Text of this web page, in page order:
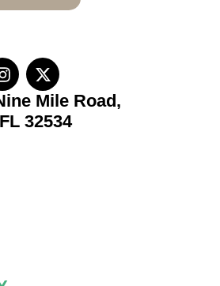
Mile Road,
32534